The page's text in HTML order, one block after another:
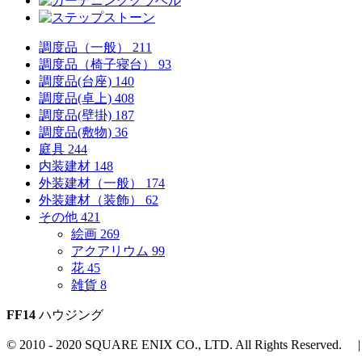
調度品（一般） 211
調度品（椅子寝台） 93
調度品(台座) 140
調度品(卓上) 408
調度品(壁掛) 187
調度品(敷物) 36
庭具 244
内装建材 148
外装建材（一般） 174
外装建材（装飾） 62
その他 421
絵画 269
アクアリウム 99
花 45
雑貨 8
FF14 ハウジング
© 2010 - 2020 SQUARE ENIX CO., LTD. All Rights